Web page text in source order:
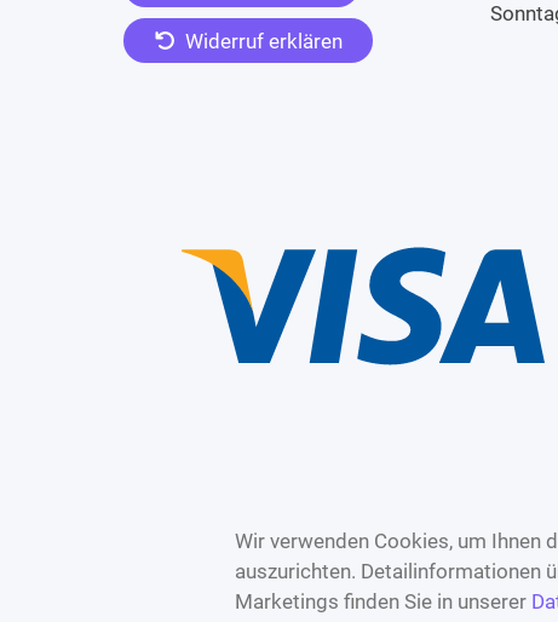
Widerruf erklären
Wir verwenden Cookies, um Ihnen
auszurichten. Detailinformationen
Marketings finden Sie in unserer